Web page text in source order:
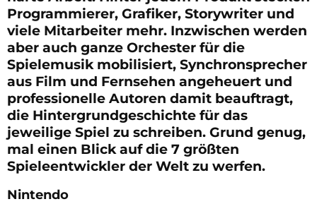
Programmierer, Grafiker, Storywriter und
viele Mitarbeiter mehr. Inzwischen werden
aber auch ganze Orchester für die
Spielemusik mobilisiert, Synchronsprecher
aus Film und Fernsehen angeheuert und
professionelle Autoren damit beauftragt,
die Hintergrundgeschichte für das
jeweilige Spiel zu schreiben. Grund genug,
mal einen Blick auf die 7 größten
Spieleentwickler der Welt zu werfen.
Nintendo